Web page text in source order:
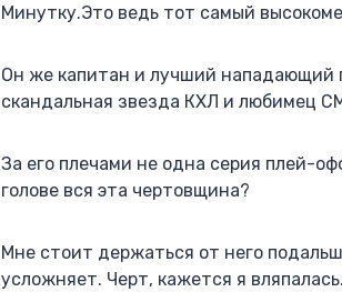
Минутку.Это ведь тот самый
Он же капитан и лучший нападающий
скандальная звезда КХЛ и любимец
За его плечами не одна серия плей-
голове вся эта чертовщина?
Мне стоит держаться от него
усложняет. Черт, кажется я